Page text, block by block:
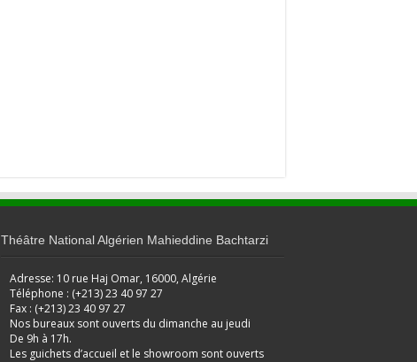
Théâtre National Algérien Mahieddine Bachtarzi
Adresse: 10 rue Haj Omar, 16000, Algérie
Téléphone : (+213) 23 40 97 27
Fax : (+213) 23 40 97 27
Nos bureaux sont ouverts du dimanche au jeudi
De 9h à 17h.
Les guichets d’accueil et le showroom sont ouverts